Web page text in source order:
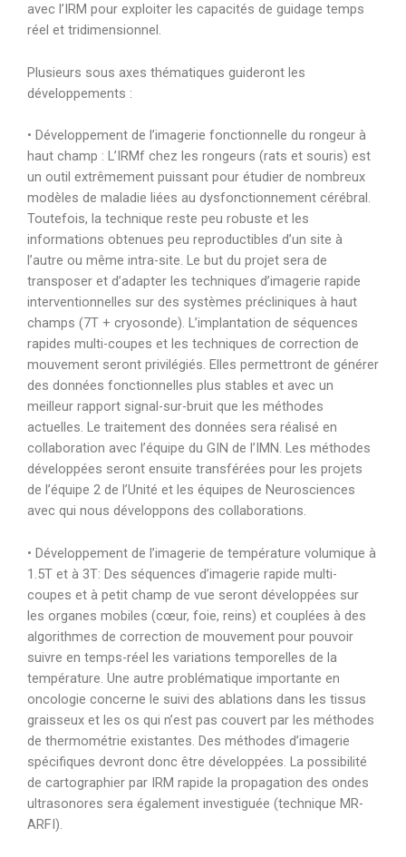
avec l’IRM pour exploiter les capacités de guidage temps
réel et tridimensionnel.
Plusieurs sous axes thématiques guideront les
développements :
• Développement de l’imagerie fonctionnelle du rongeur à
haut champ : L’IRMf chez les rongeurs (rats et souris) est
un outil extrêmement puissant pour étudier de nombreux
modèles de maladie liées au dysfonctionnement cérébral.
Toutefois, la technique reste peu robuste et les
informations obtenues peu reproductibles d’un site à
l’autre ou même intra-site. Le but du projet sera de
transposer et d’adapter les techniques d’imagerie rapide
interventionnelles sur des systèmes précliniques à haut
champs (7T + cryosonde). L’implantation de séquences
rapides multi-coupes et les techniques de correction de
mouvement seront privilégiés. Elles permettront de générer
des données fonctionnelles plus stables et avec un
meilleur rapport signal-sur-bruit que les méthodes
actuelles. Le traitement des données sera réalisé en
collaboration avec l’équipe du GIN de l’IMN. Les méthodes
développées seront ensuite transférées pour les projets
de l’équipe 2 de l’Unité et les équipes de Neurosciences
avec qui nous développons des collaborations.
• Développement de l’imagerie de température volumique à
1.5T et à 3T: Des séquences d’imagerie rapide multi-
coupes et à petit champ de vue seront développées sur
les organes mobiles (cœur, foie, reins) et couplées à des
algorithmes de correction de mouvement pour pouvoir
suivre en temps-réel les variations temporelles de la
température. Une autre problématique importante en
oncologie concerne le suivi des ablations dans les tissus
graisseux et les os qui n’est pas couvert par les méthodes
de thermométrie existantes. Des méthodes d’imagerie
spécifiques devront donc être développées. La possibilité
de cartographier par IRM rapide la propagation des ondes
ultrasonores sera également investiguée (technique MR-
ARFI).